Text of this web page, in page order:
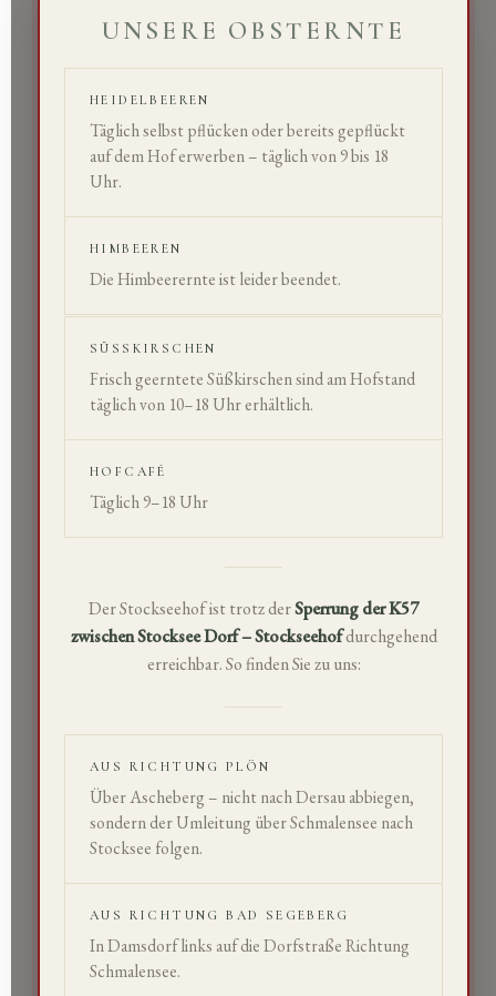
HØSTSÆSONEN ER BEGYNDT!
ER I FULD GANG!
VORES HINDBÆR ER MODNE!
UNSERE OBSTERNTE
HEIDELBEEREN
Täglich selbst pflücken oder bereits gepflückt
auf dem Hof erwerben – täglich von9 bis 18
Uhr.
HIMBEEREN
Die Himbeerernte ist leider beendet.
SÜSSKIRSCHEN
Frisch geerntete Süßkirschen sind am Hofstand
täglich von 10–18 Uhrerhältlich.
HOFCAFÉ
Täglich9–18 Uhr
Der Stockseehof ist trotz derSperrung der K57
zwischen Stocksee Dorf – Stockseehofdurchgehend
erreichbar. So finden Sie zu uns:
AUS RICHTUNG PLÖN
Über Ascheberg – nichtnach Dersau abbiegen,
sondern der Umleitung überSchmalensee nach
Stocksee folgen.
AUS RICHTUNG BAD SEGEBERG
In Damsdorf links auf dieDorfstraßeRichtung
Schmalensee.